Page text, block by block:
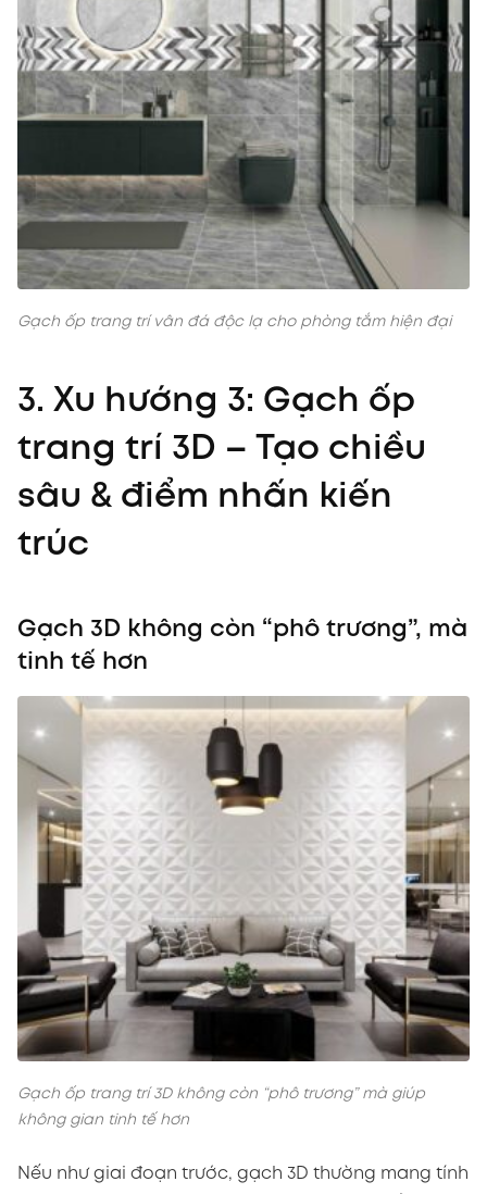
Gạch ốp trang trí vân đá độc lạ cho phòng tắm hiện đại
3. Xu hướng 3: Gạch ốp
trang trí 3D – Tạo chiều
sâu & điểm nhấn kiến
trúc
Gạch 3D không còn “phô trương”, mà
tinh tế hơn
Gạch ốp trang trí 3D không còn “phô trương” mà giúp
không gian tinh tế hơn
Nếu như giai đoạn trước, gạch 3D thường mang tính